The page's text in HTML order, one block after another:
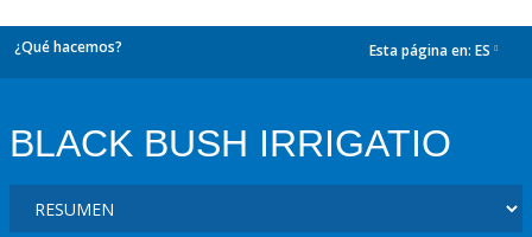
¿Qué hacemos? Esta página en: ES
BLACK BUSH IRRIGATIO